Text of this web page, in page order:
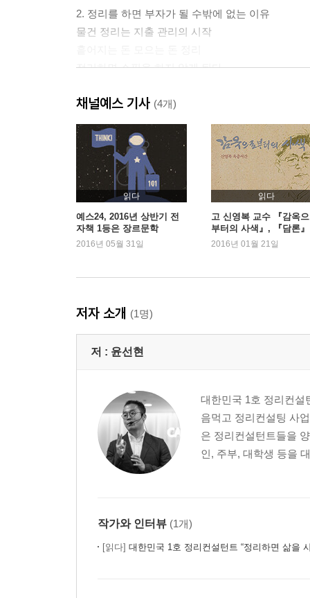
2. 정리를 하면 부자가 될 수밖에 없는 이유
물건 정리는 지출 관리의 시작
정리하면 쇼핑을 하지 않게 된다
정리의 나비효과
3. 도전! 정리력 100일 프로젝트
정리 서약서를 작성한다
보상계획을 세운다
정리 일기를 작성한다
2부. 차곡차곡 부자가 되는 정리법
물건을 비우는 기준
비우는 두 가지 방법
가계에 보탬이 되는 비우기
2. 새어나가는 돈을 막아주는 돈 정리법
지갑 정리부터 해보자
한 달 고정지출을 파악하고 있는가
가계부 습관이 몸에 배는 법
영수증 정리의 비밀
집 안 곳곳에 돈이 숨겨져 있다
채널예스 기사 (4개)
읽다
예스24, 2016년 상반기 전
자책 1등은 장르문학
2016년 05월 31일
읽다
고 신영복 교수 『감옥
부터의 사색』, 『담론
심 재조명
2016년 01월 21일
저자 소개 (1명)
저 : 윤선현
대한민국 1호 정리컨설
음먹고 정리컨설팅 사
은 정리컨설턴트들을
인, 주부, 대학생 등을
작가와 인터뷰 (1개)
[읽다] 대한민국 1호 정리컨설턴트 “정리하면 삶을